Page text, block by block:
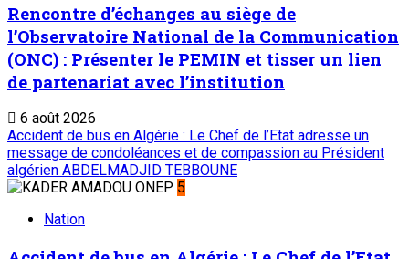
Rencontre d’échanges au siège de
l’Observatoire National de la Communication
(ONC) : Présenter le PEMIN et tisser un lien
de partenariat avec l’institution
6 août 2026
Accident de bus en Algérie : Le Chef de l’Etat adresse un
message de condoléances et de compassion au Président
algérien ABDELMADJID TEBBOUNE
5
Nation